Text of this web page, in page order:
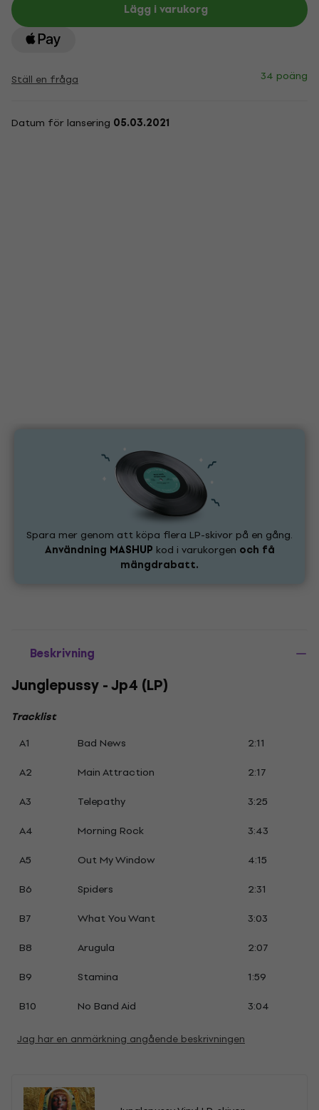
Lägg i varukorg
Ställ en fråga 34 poäng
Datum för lansering 05.03.2021
Spara mer genom att köpa flera LP-skivor på en gång.
Användning MASHUP kod i varukorgen och få
mängdrabatt.
Beskrivning
Junglepussy - Jp4 (LP)
Tracklist
A1
Bad News
2:11
A2
Main Attraction
2:17
A3
Telepathy
3:25
A4
Morning Rock
3:43
A5
Out My Window
4:15
B6
Spiders
2:31
B7
What You Want
3:03
B8
Arugula
2:07
B9
Stamina
1:59
B10
No Band Aid 3:04
Jag har en anmärkning angående beskrivningen